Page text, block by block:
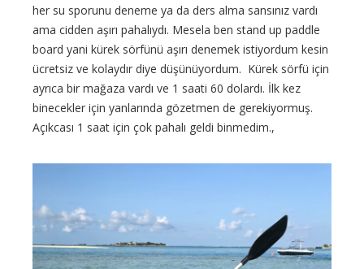
her su sporunu deneme ya da ders alma sansınız vardı
ama cidden aşırı pahalıydı. Mesela ben stand up paddle
board yani kürek sörfünü aşırı denemek istiyordum kesin
ücretsiz ve kolaydır diye düşünüyordum. Kürek sörfü için
ayrıca bir mağaza vardı ve 1 saati 60 dolardı. İlk kez
binecekler için yanlarında gözetmen de gerekiyormuş.
Açıkcası 1 saat için çok pahalı geldi binmedim.,